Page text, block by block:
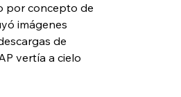
por concepto de
imágenes
de
vertía a cielo